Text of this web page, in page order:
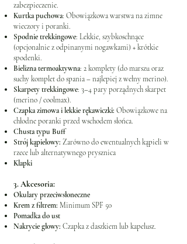
zabezpieczenie.
Kurtka puchowa: Obowiązkowa warstwa na zimne
wieczory i poranki.
Spodnie trekkingowe: Lekkie, szybkoschnące
(opcjonalnie z odpinanymi nogawkami) + krótkie
spodenki.
Bielizna termoaktywna: 2 komplety (do marszu oraz
suchy komplet do spania – najlepiej z wełny merino).
Skarpety trekkingowe: 3–4 pary porządnych skarpet
(merino / coolmax).
Czapka zimowa i lekkie rękawiczki: Obowiązkowe na
chłodne poranki przed wschodem słońca.
Chusta typu Buff
Strój kąpielowy: Zarówno do ewentualnych kąpieli w
rzece lub alternatywnego prysznica
Klapki
3. Akcesoria:
Okulary przeciwsłoneczne
Krem z filtrem: Minimum SPF 50
Pomadka do ust
Nakrycie głowy: Czapka z daszkiem lub kapelusz.